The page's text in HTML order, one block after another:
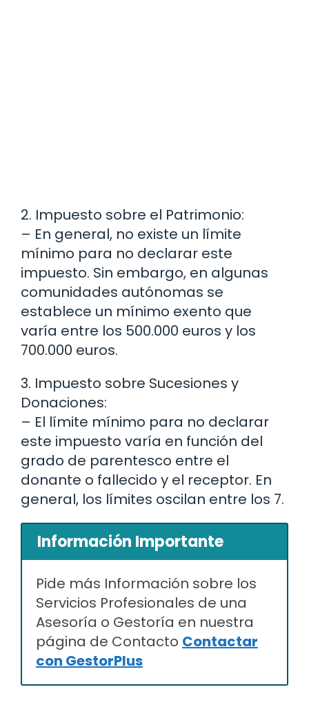
2. Impuesto sobre el Patrimonio:
– En general, no existe un límite
mínimo para no declarar este
impuesto. Sin embargo, en algunas
comunidades autónomas se
establece un mínimo exento que
varía entre los 500.000 euros y los
700.000 euros.
3. Impuesto sobre Sucesiones y
Donaciones:
– El límite mínimo para no declarar
este impuesto varía en función del
grado de parentesco entre el
donante o fallecido y el receptor. En
general, los límites oscilan entre los 7.
Información Importante
Pide más Información sobre los
Servicios Profesionales de una
Asesoría o Gestoría en nuestra
página de Contacto Contactar
con GestorPlus